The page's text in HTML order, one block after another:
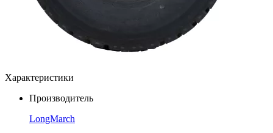
Характеристики
Производитель
LongMarch